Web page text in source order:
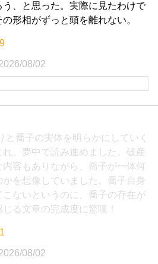
、と思った。実際に見たわけで
形相がずっと頭を離れない。
08/02
と喬子の実体を明らかにしていく
れ、夢中で読み進めました。破産
内容もありながら、喬子が一体何
かを想像していました。喬子自身
こないというのに、喬子の存在が
る文章の完成度に驚嘆！
08/02